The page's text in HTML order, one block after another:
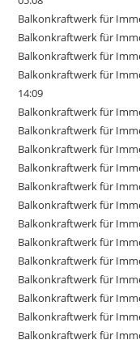
Balkonkraftwerk für
Balkonkraftwerk für
Balkonkraftwerk für
Balkonkraftwerk für
14:09
Balkonkraftwerk für
Balkonkraftwerk für
Balkonkraftwerk für
Balkonkraftwerk für
Balkonkraftwerk für
Balkonkraftwerk für
Balkonkraftwerk für
Balkonkraftwerk für
Balkonkraftwerk für
Balkonkraftwerk für
Balkonkraftwerk für
Balkonkraftwerk für
Balkonkraftwerk für